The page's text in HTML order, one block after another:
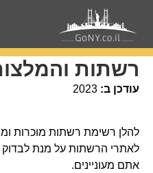
עמוד הבית רשתות והמלצות
רשתות
עודכן ב: 2023
להלן רשימת רשתות מוכרות
לאתרי הרשתות על מנת לבדוק
אתם מעוניינים.